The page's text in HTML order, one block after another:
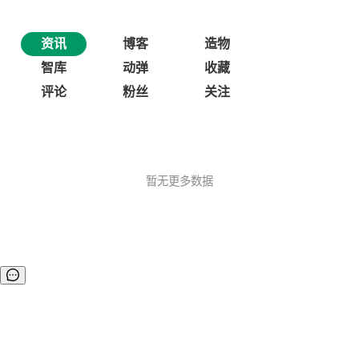
资讯 博客
造物
智库
动弹
收藏
评论
粉丝 关注
暂无更多数据